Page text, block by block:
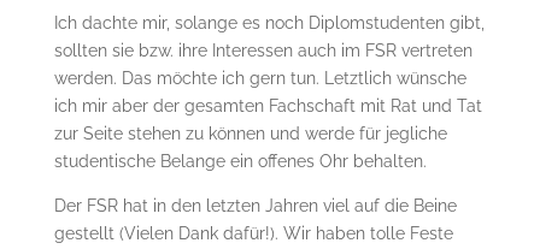
Ich dachte mir, solange es noch Diplomstudenten gibt,
sollten sie bzw. ihre Interessen auch im FSR vertreten
werden. Das möchte ich gern tun. Letztlich wünsche
ich mir aber der gesamten Fachschaft mit Rat und Tat
zur Seite stehen zu können und werde für jegliche
studentische Belange ein offenes Ohr behalten.
Der FSR hat in den letzten Jahren viel auf die Beine
gestellt (Vielen Dank dafür!). Wir haben tolle Feste